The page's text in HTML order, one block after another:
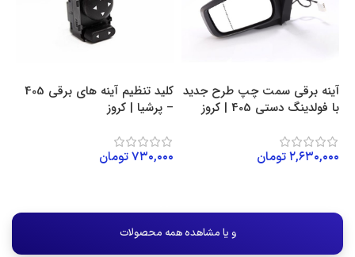
آینه برقی سمت چپ طرح جدید
با فولدینگ دستی 405 | کروز
۲,۶۳۰,۰۰۰تومان
کلید تنظیم آینه های برقی 405
– پرشیا | کروز
۷۳۰,۰۰۰تومان
و یا مشاهده همه محصولات